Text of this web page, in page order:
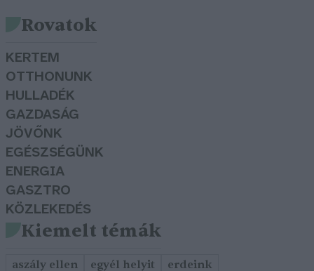
Rovatok
KERTEM
OTTHONUNK
HULLADÉK
GAZDASÁG
JÖVŐNK
EGÉSZSÉGÜNK
ENERGIA
GASZTRO
KÖZLEKEDÉS
Kiemelt témák
aszály ellen egyél helyit
erdeink